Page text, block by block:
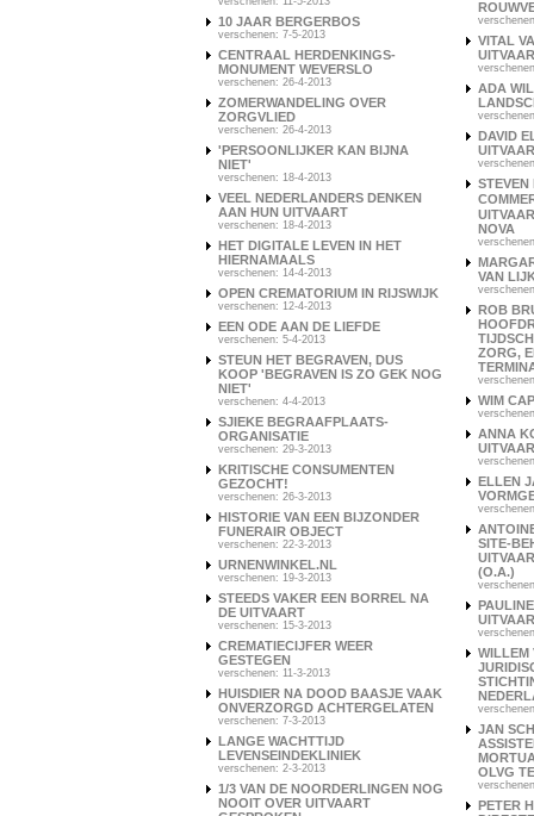
10 JAAR BERGERBOS
verschenen: 7-5-2013
CENTRAAL HERDENKINGS-
MONUMENT WEVERSLO
verschenen: 26-4-2013
ZOMERWANDELING OVER
ZORGVLIED
verschenen: 26-4-2013
'PERSOONLIJKER KAN BIJNA
NIET'
verschenen: 18-4-2013
VEEL NEDERLANDERS DENKEN
AAN HUN UITVAART
verschenen: 18-4-2013
HET DIGITALE LEVEN IN HET
HIERNAMAALS
verschenen: 14-4-2013
OPEN CREMATORIUM IN RIJSWIJK
verschenen: 12-4-2013
EEN ODE AAN DE LIEFDE
verschenen: 5-4-2013
STEUN HET BEGRAVEN, DUS
KOOP 'BEGRAVEN IS ZO GEK NOG
NIET'
verschenen: 4-4-2013
SJIEKE BEGRAAFPLAATS-
ORGANISATIE
verschenen: 29-3-2013
KRITISCHE CONSUMENTEN
GEZOCHT!
verschenen: 26-3-2013
HISTORIE VAN EEN BIJZONDER
FUNERAIR OBJECT
verschenen: 22-3-2013
URNENWINKEL.NL
verschenen: 19-3-2013
STEEDS VAKER EEN BORREL NA
DE UITVAART
verschenen: 15-3-2013
CREMATIECIJFER WEER
GESTEGEN
verschenen: 11-3-2013
HUISDIER NA DOOD BAASJE VAAK
ONVERZORGD ACHTERGELATEN
verschenen: 7-3-2013
LANGE WACHTTIJD
LEVENSEINDEKLINIEK
verschenen: 2-3-2013
1/3 VAN DE NOORDERLINGEN NOG
NOOIT OVER UITVAART
VITAL
ADA
DAVID
STEVEN
NOVA
VAN
ROB
ZORG,
WIM
ANNA
ELLEN
SITE-
(O.A.)
WILLEM
JAN
OLVG
PETER